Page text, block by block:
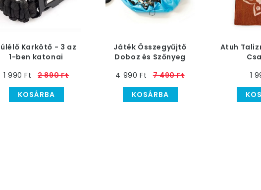
Karkötő - 3 az
1-ben katonai
1 990 Ft
2 890 Ft
KOSÁRBA
Játék Összegyűjtő
Doboz és Szőnyeg
4 990 Ft
7 490 Ft
KOSÁRBA
Atuh
1